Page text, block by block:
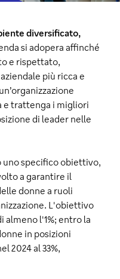
diversificato,
si adopera affinché
e rispettato,
più ricca e
e trattenga i migliori
di leader nelle
uno specifico obiettivo,
a garantire il
donne a ruoli
L'obiettivo
l'1%; entro la
in posizioni
2024 al 33%,